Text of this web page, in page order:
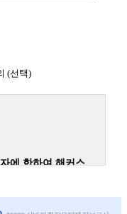
(선택)
에 한하여 해커스
그룹의 새로운 서